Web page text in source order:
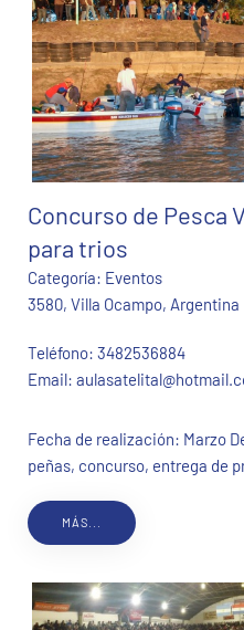
Concurso de Pesca
para trios
Categoría: Eventos
3580, Villa Ocampo, Argentina
Teléfono: 3482536884
Email:
Fecha de realización: Marzo
peñas, concurso, entrega de
MÁS...